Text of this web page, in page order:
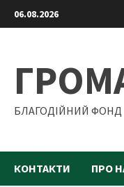
Skip
to
06.08.2026
БЛАГОДІЙНИЙ ФОНД
КОНТАКТИ ПРО